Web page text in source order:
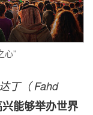
心”
丁（ Fahd
能够举办世界